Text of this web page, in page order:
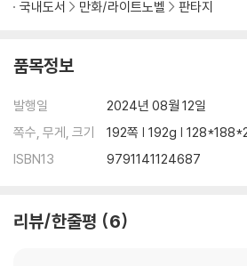
국내도서 만화/라이트노벨 판타지
품목정보
발행일
2024년 08월 12일
쪽수, 무게, 크기
192쪽 | 192g |
ISBN13
9791141124687
리뷰/한줄평 6